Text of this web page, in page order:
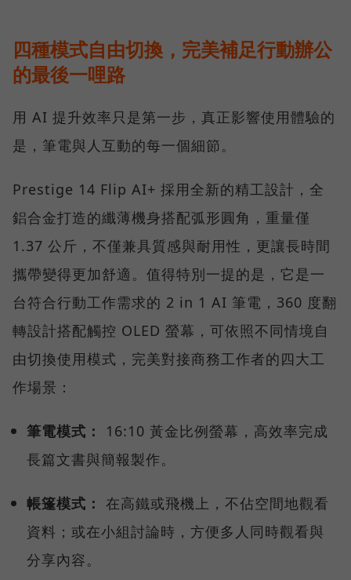
四種模式自由切換，完美補足行動辦公
的最後一哩路
用 AI 提升效率只是第一步，真正影響使用體驗的
是，筆電與人互動的每一個細節。
Prestige 14 Flip AI+ 採用全新的精工設計，全
鋁合金打造的纖薄機身搭配弧形圓角，重量僅
1.37 公斤，不僅兼具質感與耐用性，更讓長時間
攜帶變得更加舒適。值得特別一提的是，它是一
台符合行動工作需求的 2 in 1 AI 筆電，360 度翻
轉設計搭配觸控 OLED 螢幕，可依照不同情境自
由切換使用模式，完美對接商務工作者的四大工
作場景：
筆電模式：
16:10 黃金比例螢幕，高效率完成
長篇文書與簡報製作。
帳篷模式： 在高鐵或飛機上，不佔空間地觀看
資料；或在小組討論時，方便多人同時觀看與
分享內容。